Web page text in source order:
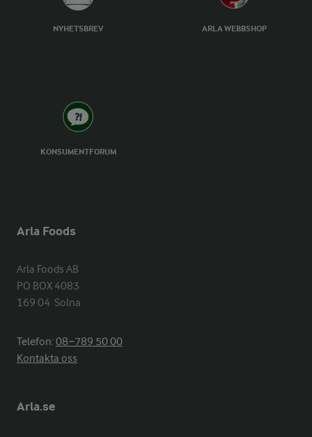
NYHETSBREV ARLA WEBBSHOP
KONSUMENTFORUM
Arla Foods
Arla Foods AB
PO BOX 4083
169 04  Solna
Telefon:08−789 50 00
Kontakta oss
Arla.se